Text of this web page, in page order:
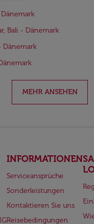
Bali - Dänemark
Dänemark
MEHR ANSEHEN
INFORMATIONEN
Serviceansprüche
Sonderleistungen
Kontaktieren Sie uns
Reisebedingungen